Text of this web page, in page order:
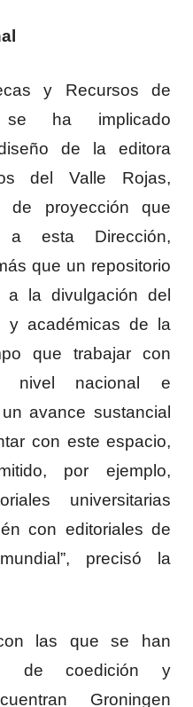
y Recursos de
se ha implicado
de la editora
del Valle Rojas,
de proyección que
esta Dirección,
que un repositorio
a la divulgación del
y académicas de la
que trabajar con
nivel nacional e
avance sustancial
con este espacio,
por ejemplo,
universitarias
con editoriales de
precisó la
las que se han
de coedición y
Groningen